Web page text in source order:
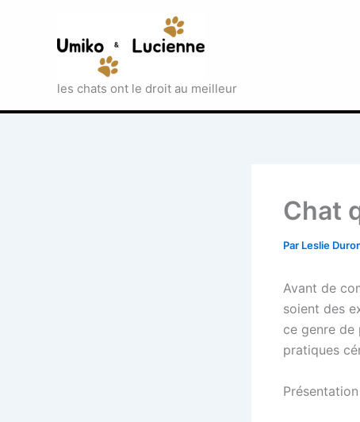
les chats ont le droit au meilleur
Chat
Par Leslie
Avant de
soient des
ce genre de
pratiques
Présentation